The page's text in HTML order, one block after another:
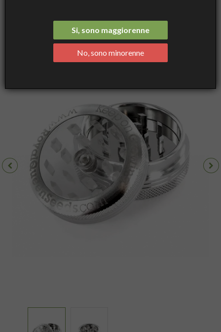
Si, sono maggiorenne
No, sono minorenne